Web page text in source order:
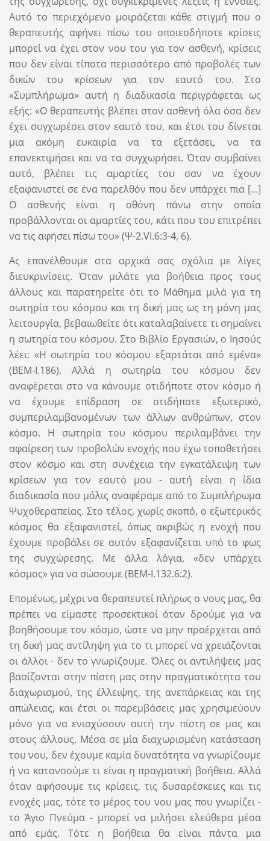
Αυτό το περιεχόμενο μοιράζεται κάθε στιγμή που ο
θεραπευτής αφήνει πίσω του οποιεσδήποτε κρίσεις
μπορεί να έχει στον νου του για τον ασθενή, κρίσεις
που δεν είναι τίποτα περισσότερο από προβολές των
δικών του κρίσεων για τον εαυτό του. Στο
«Συμπλήρωμα» αυτή η διαδικασία περιγράφεται ως
εξής: «Ο θεραπευτής βλέπει στον ασθενή όλα όσα δεν
έχει συγχωρέσει στον εαυτό του, και έτσι του δίνεται
μια ακόμη ευκαιρία να τα εξετάσει, να τα
επανεκτιμήσει και να τα συγχωρήσει. Όταν συμβαίνει
αυτό, βλέπει τις αμαρτίες του σαν να έχουν
εξαφανιστεί σε ένα παρελθόν που δεν υπάρχει πια […]
Ο ασθενής είναι η οθόνη πάνω στην οποία
προβάλλονται οι αμαρτίες του, κάτι που του επιτρέπει
να τις αφήσει πίσω του» (Ψ-2.VI.6:3-4, 6).
Ας επανέλθουμε στα αρχικά σας σχόλια με λίγες
διευκρινίσεις. Όταν μιλάτε για βοήθεια προς τους
άλλους και παρατηρείτε ότι το Μάθημα μιλά για τη
σωτηρία του κόσμου και τη δική μας ως τη μόνη μας
λειτουργία, βεβαιωθείτε ότι καταλαβαίνετε τι σημαίνει
η σωτηρία του κόσμου. Στο Βιβλίο Εργασιών, ο Ιησούς
λέει: «Η σωτηρία του κόσμου εξαρτάται από εμένα»
(ΒΕΜ-I.186). Αλλά η σωτηρία του κόσμου δεν
αναφέρεται στο να κάνουμε οτιδήποτε στον κόσμο ή
να έχουμε επίδραση σε οτιδήποτε εξωτερικό,
συμπεριλαμβανομένων των άλλων ανθρώπων, στον
κόσμο. Η σωτηρία του κόσμου περιλαμβάνει την
αφαίρεση των προβολών ενοχής που έχω τοποθετήσει
στον κόσμο και στη συνέχεια την εγκατάλειψη των
κρίσεων για τον εαυτό μου - αυτή είναι η ίδια
διαδικασία που μόλις αναφέραμε από το Συμπλήρωμα
Ψυχοθεραπείας. Στο τέλος, χωρίς σκοπό, ο εξωτερικός
κόσμος θα εξαφανιστεί, όπως ακριβώς η ενοχή που
έχουμε προβάλει σε αυτόν εξαφανίζεται υπό το φως
της συγχώρεσης. Με άλλα λόγια, «δεν υπάρχει
κόσμος» για να σώσουμε (ΒΕΜ-I.132.6:2).
Επομένως, μέχρι να θεραπευτεί πλήρως ο νους μας, θα
πρέπει να είμαστε προσεκτικοί όταν δρούμε για να
βοηθήσουμε τον κόσμο, ώστε να μην προέρχεται από
τη δική μας αντίληψη για το τι μπορεί να χρειάζονται
οι άλλοι - δεν το γνωρίζουμε. Όλες οι αντιλήψεις μας
βασίζονται στην πίστη μας στην πραγματικότητα του
διαχωρισμού, της έλλειψης, της ανεπάρκειας και της
απώλειας, και έτσι οι παρεμβάσεις μας χρησιμεύουν
μόνο για να ενισχύσουν αυτή την πίστη σε μας και
στους άλλους. Μέσα σε μία διαχωρισμένη κατάσταση
του νου, δεν έχουμε καμία δυνατότητα να γνωρίζουμε
ή να κατανοούμε τι είναι η πραγματική βοήθεια. Αλλά
όταν αφήσουμε τις κρίσεις, τις δυσαρέσκειες και τις
ενοχές μας, τότε το μέρος του νου μας που γνωρίζει -
το Άγιο Πνεύμα - μπορεί να μιλήσει ελεύθερα μέσα
από εμάς. Τότε η βοήθεια θα είναι πάντα μια